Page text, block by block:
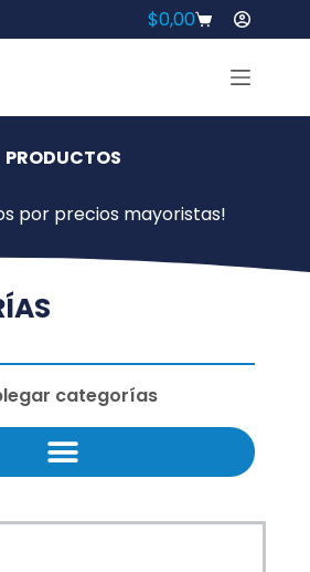
$0,00
PRODUCTOS
por precios mayoristas!
categorías